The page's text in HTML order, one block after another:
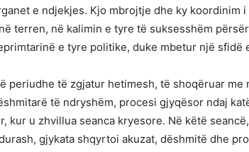
e ndjekjes. Kjo mbrojtje dhe ky koordinim
terren, në kalimin e tyre të suksesshëm
e tyre politike, duke mbetur një sfidë
periudhe të zgjatur hetimesh, të shoqëruar
të ndryshëm, procesi gjyqësor ndaj
kur u zhvillua seanca kryesore. Në këtë
gjykata shqyrtoi akuzat, dëshmitë dhe